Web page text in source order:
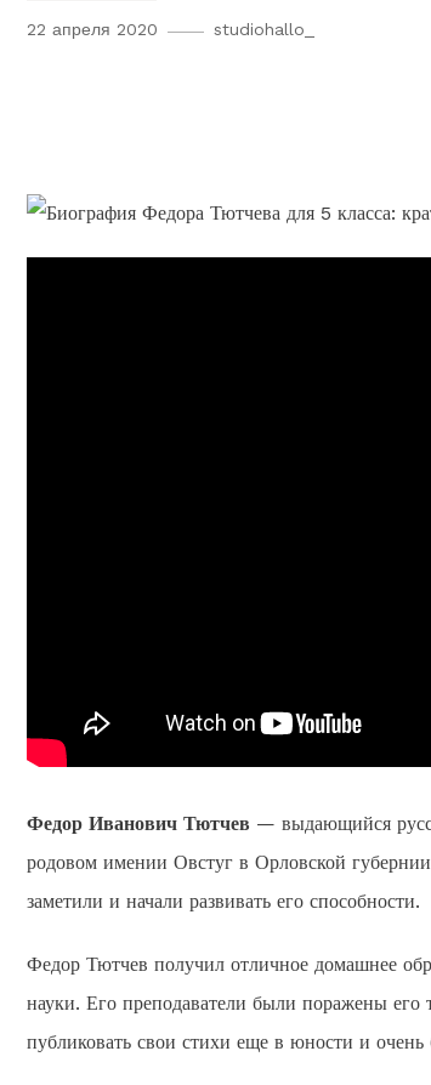
22 апреля 2020 studiohallo_
Федор Иванович Тютчев — выдающийся
родовом имении Овстуг в Орловской
заметили и начали развивать его способности.
Федор Тютчев получил отличное домашнее
науки. Его преподаватели были поражены
публиковать свои стихи еще в юности и очень